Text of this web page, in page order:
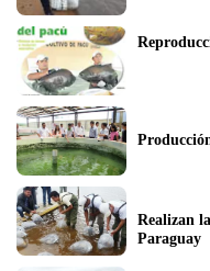
Realizan
Paraguay